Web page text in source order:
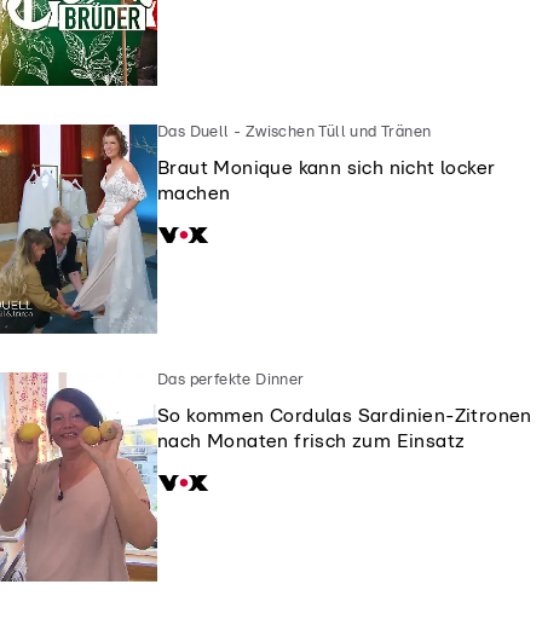
Das Duell - Zwischen Tüll und Tränen
Braut Monique kann sich nicht locker
machen
Das perfekte Dinner
So kommen Cordulas Sardinien-Zitronen
nach Monaten frisch zum Einsatz